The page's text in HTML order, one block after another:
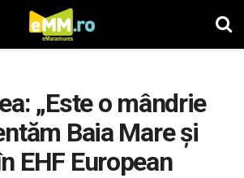
„Este o mândrie
Baia Mare și
EHF European